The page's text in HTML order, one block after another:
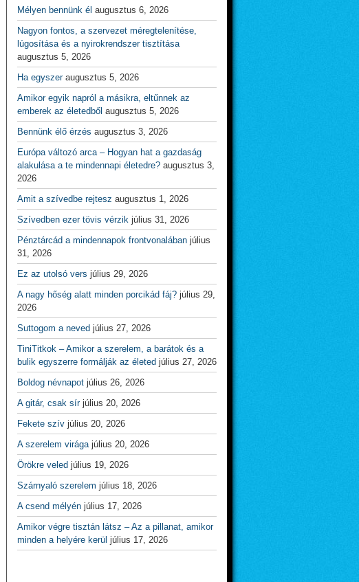
Mélyen bennünk él augusztus 6, 2026
Nagyon fontos, a szervezet méregtelenítése,
lúgosítása és a nyirokrendszer tisztítása
augusztus 5, 2026
Ha egyszer augusztus 5, 2026
Amikor egyik napról a másikra, eltűnnek az
emberek az életedből augusztus 5, 2026
Bennünk élő érzés augusztus 3, 2026
Európa változó arca – Hogyan hat a gazdaság
alakulása a te mindennapi életedre? augusztus 3,
2026
Amit a szívedbe rejtesz augusztus 1, 2026
Szívedben ezer tövis vérzik július 31, 2026
Pénztárcád a mindennapok frontvonalában július
31, 2026
Ez az utolsó vers július 29, 2026
A nagy hőség alatt minden porcikád fáj? július 29,
2026
Suttogom a neved július 27, 2026
TiniTitkok – Amikor a szerelem, a barátok és a
bulik egyszerre formálják az életed július 27, 2026
Boldog névnapot július 26, 2026
A gitár, csak sír július 20, 2026
Fekete szív július 20, 2026
A szerelem virága július 20, 2026
Örökre veled július 19, 2026
Szárnyaló szerelem július 18, 2026
A csend mélyén július 17, 2026
Amikor végre tisztán látsz – Az a pillanat, amikor
minden a helyére kerül július 17, 2026